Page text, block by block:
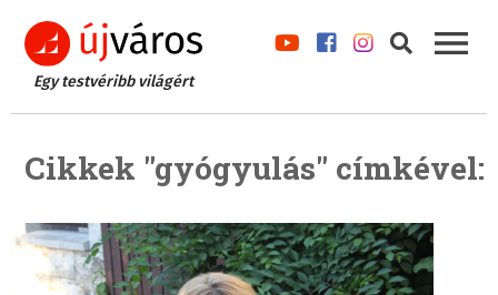
Egy testvéribb világért
Cikkek "gyógyulás" címkével: